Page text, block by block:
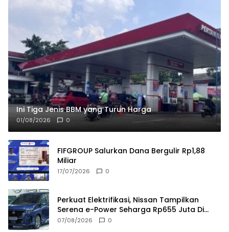
Ini Tiga Jenis BBM yang Turun Harga
01/08/2026 0
FIFGROUP Salurkan Dana Bergulir Rp1,88
Miliar
17/07/2026 0
Perkuat Elektrifikasi, Nissan Tampilkan
Serena e-Power Seharga Rp655 Juta Di
GIIAS 2026
07/08/2026 0